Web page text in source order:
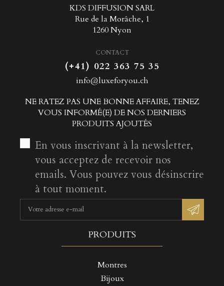
KDS DIFFUSION SARL
Rue de la Morâche, 1
1260 Nyon
CONTACT
(+41) 022 363 75 35
info@luxeforyou.ch
NE RATEZ PAS UNE BONNE AFFAIRE, TENEZ
VOUS INFORMÉ(E) DE NOS DERNIERS
PRODUITS AJOUTÉS
En vous inscrivant à la newsletter,
vous acceptez de recevoir nos
emails. Vous pouvez vous désinscrire
à tout moment.
PRODUITS
Montres
Bijoux